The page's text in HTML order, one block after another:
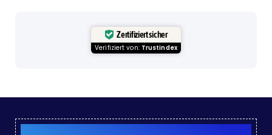
Zertifiziert sicher
Verifiziert von: Trustindex